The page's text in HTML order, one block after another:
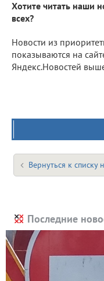
Хотите читать наши
всех?
Новости из
показываются на
Яндекс.Новостей
Вернуться к списку
Последние